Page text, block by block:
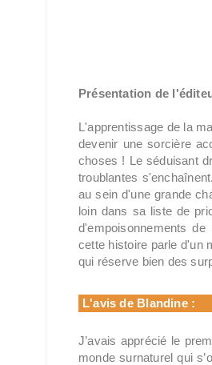
Présentation de
L'apprentissage de la
devenir une sorcière
choses ! Le séduisant
troublantes
au sein d'une grande
loin dans sa liste de
d'empoisonnements
cette histoire parle d'un
qui réserve bien des
L'avis de Blandine :
J’avais apprécié le
monde surnaturel qui